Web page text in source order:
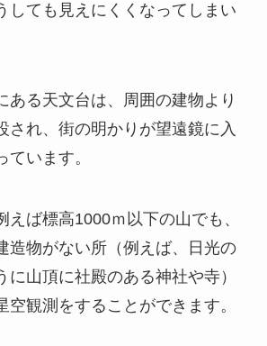
しても見えにくくなってしまい
ある天文台は、周囲の建物より
され、街の明かりが望遠鏡に入
ています。
えば標高1000ｍ以下の山でも、
造物がない所（例えば、日光の
に山頂に社殿のある神社や寺）
空観測をすることができます。